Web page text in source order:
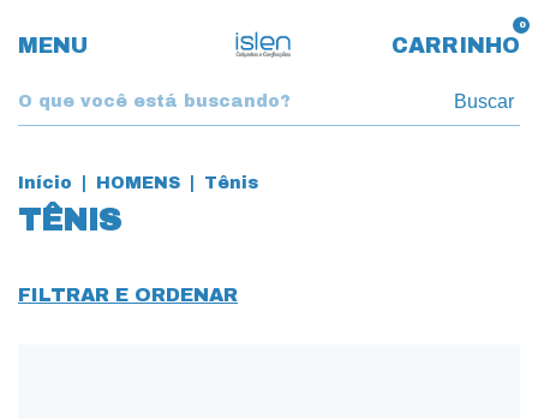
MENU CARRINHO
0
Buscar
Início HOMENS Tênis
TÊNIS
FILTRAR E ORDENAR